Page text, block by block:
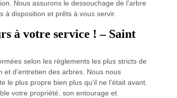
Nous assurons le dessouchage de l’arbre
à disposition et prêts à vous servir.
à votre service ! – Saint
selon les règlements les plus stricts de
d’entretien des arbres. Nous nous
plus propre bien plus qu’il ne l’était avant.
votre propriété, son entourage et